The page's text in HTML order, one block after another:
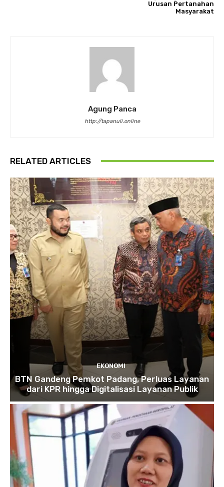
Urusan Pertanahan
Masyarakat
Agung Panca
http://tapanuli.online
RELATED ARTICLES
EKONOMI
BTN Gandeng Pemkot Padang, Perluas Layanan
dari KPR hingga Digitalisasi Layanan Publik